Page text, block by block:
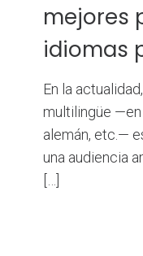
mejores
idiomas
En la
multilingüe —en
alemán, etc.—
una audiencia